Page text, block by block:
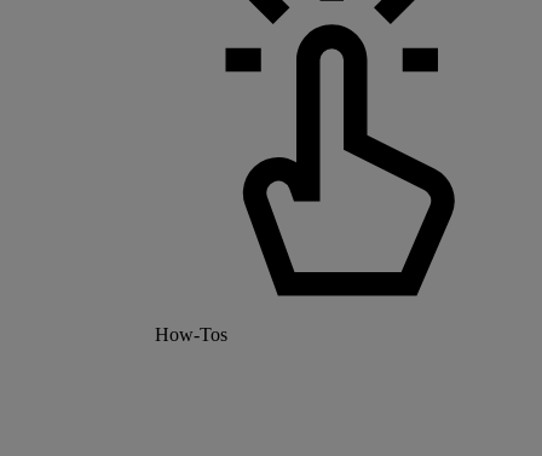
How-Tos